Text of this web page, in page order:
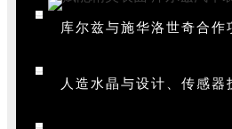
库尔兹与施华洛世奇合作
人造水晶与设计、传感器